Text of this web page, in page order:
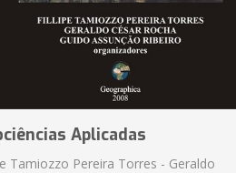
Aplicadas
Tamiozzo Pereira Torres - Geraldo